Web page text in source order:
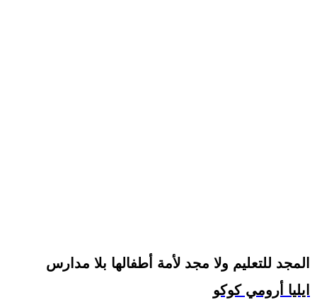
المجد للتعليم ولا مجد لأمة أطفالها بلا مدارس
ايليا أرومي كوكو